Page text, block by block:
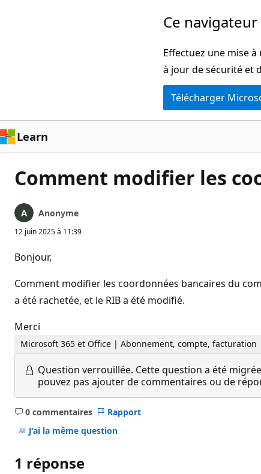
Ce
Effectuez une mise
à jour de sécurité et
Télécharger
Learn
Comment modifier les
Anonyme
12 juin 2025 à 11:39
Bonjour,
Comment modifier les coordonnées bancaires du
a été rachetée, et le RIB a été modifié.
Merci
Microsoft 365 et Office | Abonnement, compte,
Question verrouillée. Cette question a été
pouvez pas ajouter de commentaires ou de
0 commentaires
Aucun
commentaire
Rapport
J’ai la même question
1 réponse